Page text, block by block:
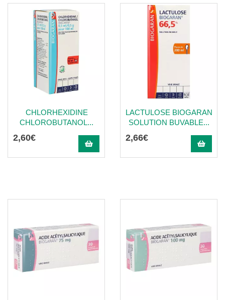
CHLORHEXIDINE
CHLOROBUTANOL...
2,60€
LACTULOSE BIOGARAN
SOLUTION BUVABLE...
2,66€